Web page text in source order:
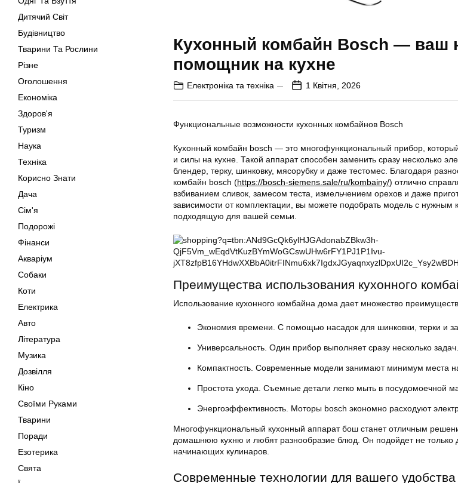
Дитячий Світ
Будівництво
Тварини Та Рослини
Різне
Оголошення
Економіка
Здоров'я
Туризм
Наука
Техніка
Корисно Знати
Дача
Сім'я
Подорожі
Фінанси
Акваріум
Собаки
Коти
Електрика
Авто
Література
Музика
Дозвілля
Кіно
Своїми Руками
Тварини
Поради
Езотерика
Свята
Кухонный комбайн Bosch — ваш
помощник на кухне
Електроніка та техніка 1 Квітня, 2026
Функциональные возможности кухонных комбайнов Bosch
Кухонный комбайн bosch — это многофункциональный прибор,
и силы на кухне. Такой аппарат способен заменить сразу несколько
блендер, терку, шинковку, мясорубку и даже тестомес. Благодаря
комбайн bosch (https://bosch-siemens.sale/ru/kombainy/) отлично
взбиванием сливок, замесом теста, измельчением орехов и даже
зависимости от комплектации, вы можете подобрать модель с нужным
подходящую для вашей семьи.
Преимущества использования кухонного
Использование кухонного комбайна дома дает множество
Экономия времени. С помощью насадок для шинковки, терки и
Универсальность. Один прибор выполняет сразу несколько задач.
Компактность. Современные модели занимают минимум места
Простота ухода. Съемные детали легко мыть в посудомоечной
Энергоэффективность. Моторы bosch экономно расходуют
Многофункциональный кухонный аппарат бош станет отличным
домашнюю кухню и любят разнообразие блюд. Он подойдет не только
начинающих кулинаров.
Современные технологии для вашего удобства